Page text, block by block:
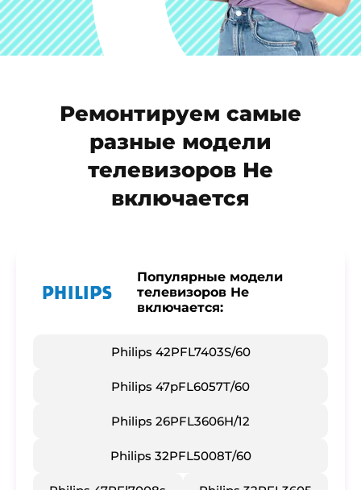
Ремонтируем самые
разные модели
телевизоров Не
включается
Популярные модели
телевизоров Не
включается:
Philips 42PFL7403S/60
Philips 47pFL6057T/60
Philips 26PFL3606H/12
Philips 32PFL5008T/60